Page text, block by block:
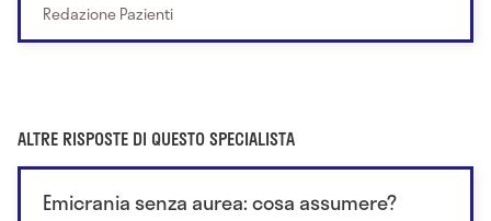
Redazione Pazienti
ALTRE RISPOSTE DI QUESTO SPECIALISTA
Emicrania senza aurea: cosa assumere?